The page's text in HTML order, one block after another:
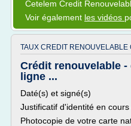
Cetelem Credit
Voir également les vidéos
TAUX CREDIT RENOUVELABLE
Crédit renouvelable
ligne ...
Daté(s) et signé(s)
Justificatif d'identité en
Photocopie de votre carte